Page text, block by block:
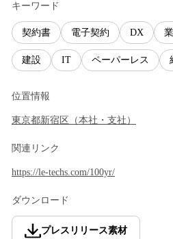
キーワード
契約書 電子契約 DX
建設 IT ペーパーレス
位置情報
東京都新宿区 （本社・支社 ）
関連リンク
https://le-techs.com/100yr/
ダウンロード
プレスリリース素材